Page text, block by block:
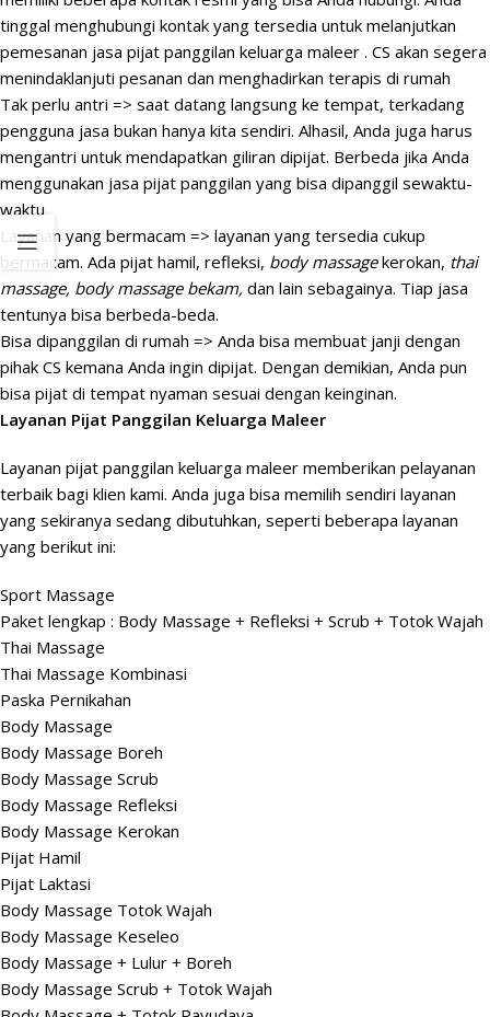
tinggal menghubungi kontak yang tersedia untuk melanjutkan
pemesanan jasa pijat panggilan keluarga maleer . CS akan segera
menindaklanjuti pesanan dan menghadirkan terapis di rumah
Tak perlu antri => saat datang langsung ke tempat, terkadang
pengguna jasa bukan hanya kita sendiri. Alhasil, Anda juga harus
mengantri untuk mendapatkan giliran dipijat. Berbeda jika Anda
menggunakan jasa pijat panggilan yang bisa dipanggil sewaktu-
waktu
Layanan yang bermacam => layanan yang tersedia cukup
bermacam. Ada pijat hamil, refleksi, body massagekerokan, thai
massage, body massage bekam, dan lain sebagainya. Tiap jasa
tentunya bisa berbeda-beda.
Bisa dipanggilan di rumah => Anda bisa membuat janji dengan
pihak CS kemana Anda ingin dipijat. Dengan demikian, Anda pun
bisa pijat di tempat nyaman sesuai dengan keinginan.
Layanan Pijat Panggilan Keluarga Maleer
Layanan pijat panggilan keluarga maleer memberikan pelayanan
terbaik bagi klien kami. Anda juga bisa memilih sendiri layanan
yang sekiranya sedang dibutuhkan, seperti beberapa layanan
yang berikut ini:
Sport Massage
Paket lengkap : Body Massage + Refleksi + Scrub + Totok Wajah
Thai Massage
Thai Massage Kombinasi
Paska Pernikahan
Body Massage
Body Massage Boreh
Body Massage Scrub
Body Massage Refleksi
Body Massage Kerokan
Pijat Hamil
Pijat Laktasi
Body Massage Totok Wajah
Body Massage Keseleo
Body Massage + Lulur + Boreh
Body Massage Scrub + Totok Wajah